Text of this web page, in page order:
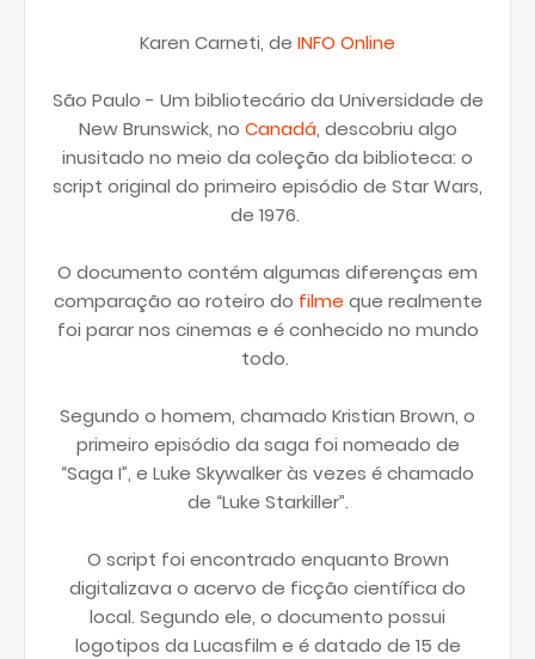
Karen Carneti, de INFO Online
São Paulo - Um bibliotecário da Universidade de
New Brunswick, no Canadá, descobriu algo
inusitado no meio da coleção da biblioteca: o
script original do primeiro episódio de Star Wars,
de 1976.
O documento contém algumas diferenças em
comparação ao roteiro do filme que realmente
foi parar nos cinemas e é conhecido no mundo
todo.
Segundo o homem, chamado Kristian Brown, o
primeiro episódio da saga foi nomeado de
“Saga I”, e Luke Skywalker às vezes é chamado
de “Luke Starkiller”.
O script foi encontrado enquanto Brown
digitalizava o acervo de ficção científica do
local. Segundo ele, o documento possui
logotipos da Lucasfilm e é datado de 15 de